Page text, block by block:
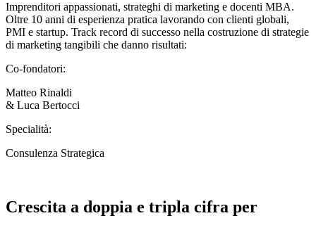
Imprenditori appassionati, strateghi di marketing e docenti MBA.
Oltre 10 anni di esperienza pratica lavorando con clienti globali,
PMI e startup. Track record di successo nella costruzione di strategie
di marketing tangibili che danno risultati:
Co-fondatori:
Matteo Rinaldi
& Luca Bertocci
Specialità:
Consulenza Strategica
Crescita a doppia e tripla cifra per